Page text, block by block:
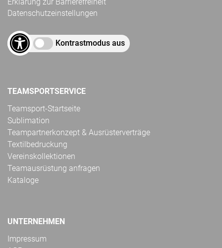
Datenschutzeinstellungen
Kontrastmodus aus
TEAMSPORTSERVICE
Teamsport-Startseite
Sublimation
Teampartnerkonzept & Ausrüsterverträge
Textilbedruckung
Vereinskollektionen
Teamausrüstung anfragen
Kataloge
UNTERNEHMEN
Impressum